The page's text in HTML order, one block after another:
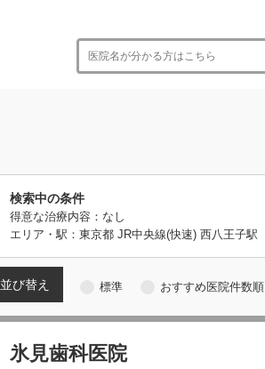
検索中の条件
得意な治療内容：なし
エリア・駅：東京都 JR中央線(快速) 西八王子駅
並び替え 標準 おすすめ医院件数順
氷見歯科医院